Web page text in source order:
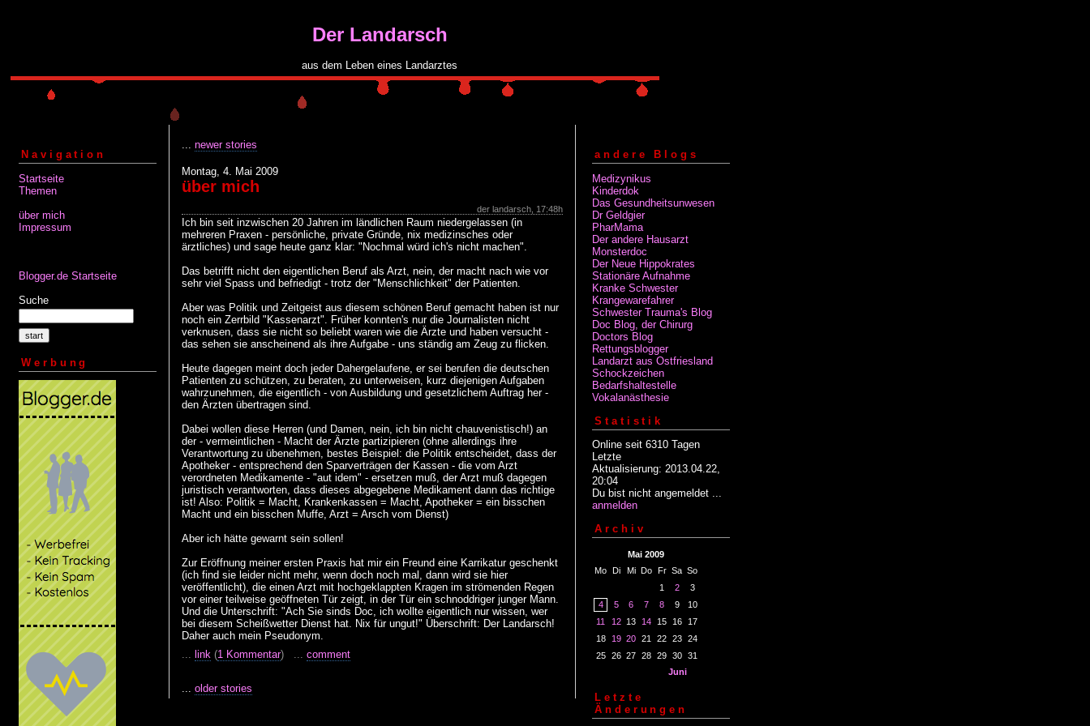
Der Landarsch
aus dem Leben eines Landarztes
Navigation
Startseite
Themen
über mich
Impressum
Blogger.de Startseite
Suche
Werbung
... newer stories
Montag, 4. Mai 2009
über mich
der landarsch, 17:48h
Ich bin seit inzwischen 20 Jahren im ländlichen Raum niedergelassen (in
mehreren Praxen - persönliche, private Gründe, nix medizinsches oder
ärztliches) und sage heute ganz klar: "Nochmal würd ich's nicht machen".
Das betrifft nicht den eigentlichen Beruf als Arzt, nein, der macht nach wie vor
sehr viel Spass und befriedigt - trotz der "Menschlichkeit" der Patienten.
Aber was Politik und Zeitgeist aus diesem schönen Beruf gemacht haben ist nur
noch ein Zerrbild "Kassenarzt". Früher konnten's nur die Journalisten nicht
verknusen, dass sie nicht so beliebt waren wie die Ärzte und haben versucht -
das sehen sie anscheinend als ihre Aufgabe - uns ständig am Zeug zu flicken.
Heute dagegen meint doch jeder Dahergelaufene, er sei berufen die deutschen
Patienten zu schützen, zu beraten, zu unterweisen, kurz diejenigen Aufgaben
wahrzunehmen, die eigentlich - von Ausbildung und gesetzlichem Auftrag her -
den Ärzten übertragen sind.
Dabei wollen diese Herren (und Damen, nein, ich bin nicht chauvenistisch!) an
der - vermeintlichen - Macht der Ärzte partizipieren (ohne allerdings ihre
Verantwortung zu übenehmen, bestes Beispiel: die Politik entscheidet, dass der
Apotheker - entsprechend den Sparverträgen der Kassen - die vom Arzt
verordneten Medikamente - "aut idem" - ersetzen muß, der Arzt muß dagegen
juristisch verantworten, dass dieses abgegebene Medikament dann das richtige
ist! Also: Politik = Macht, Krankenkassen = Macht, Apotheker = ein bisschen
Macht und ein bisschen Muffe, Arzt = Arsch vom Dienst)
Aber ich hätte gewarnt sein sollen!
Zur Eröffnung meiner ersten Praxis hat mir ein Freund eine Karrikatur geschenkt
(ich find sie leider nicht mehr, wenn doch noch mal, dann wird sie hier
veröffentlicht), die einen Arzt mit hochgeklappten Kragen im strömenden Regen
vor einer teilweise geöffneten Tür zeigt, in der Tür ein schnoddriger junger Mann.
Und die Unterschrift: "Ach Sie sinds Doc, ich wollte eigentlich nur wissen, wer
bei diesem Scheißwetter Dienst hat. Nix für ungut!" Überschrift: Der Landarsch!
Daher auch mein Pseudonym.
... link (1 Kommentar) ... comment
... older stories
andere Blogs
Medizynikus
Kinderdok
Das Gesundheitsunwesen
Dr Geldgier
PharMama
Der andere Hausarzt
Monsterdoc
Der Neue Hippokrates
Stationäre Aufnahme
Kranke Schwester
Krangewarefahrer
Schwester Trauma's Blog
Doc Blog, der Chirurg
Doctors Blog
Rettungsblogger
Landarzt aus Ostfriesland
Schockzeichen
Bedarfshaltestelle
Vokalanästhesie
Statistik
Online seit 6310 Tagen
Letzte
Aktualisierung: 2013.04.22,
20:04
Du bist nicht angemeldet ...
anmelden
Archiv
Mai 2009
Mo Di Mi Do Fr Sa So
1
2
3
4
5 6 7 8 9
10
11
12 13 14 15 16
17
18
19 20 21 22 23
24
25
26 27 28 29 30
31
Juni
Letzte
Änderungen